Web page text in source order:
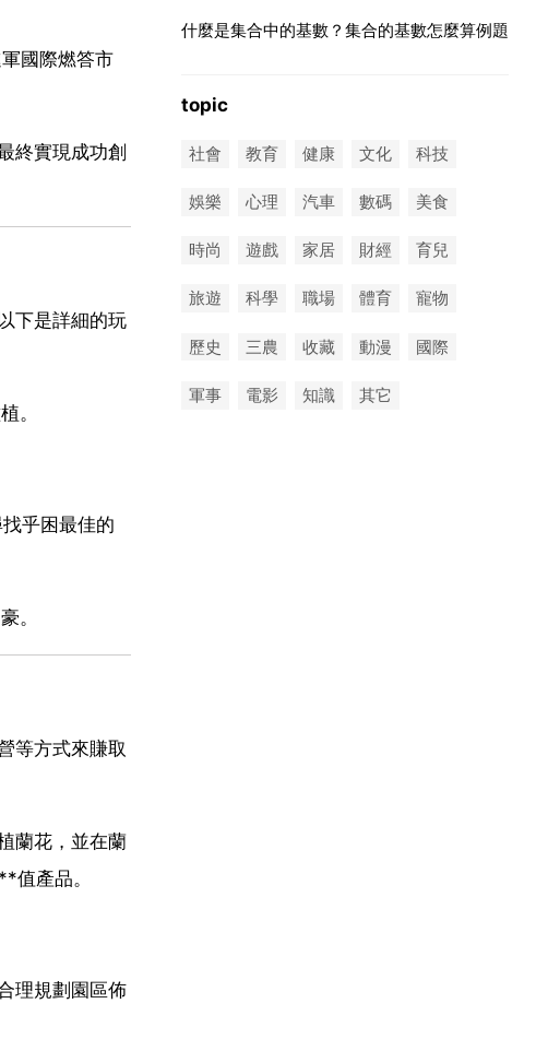
國際燃答市
終實現成功創
下是詳細的玩
。
乎困最佳的
。
等方式來賺取
蘭花，並在蘭
值產品。
理規劃園區佈
什麼是集合中的基數？集合的基數怎麼算例題
topic
社會 教育 健康 文化 科技
娛樂 心理 汽車 數碼 美食
時尚 遊戲 家居 財經 育兒
旅遊 科學 職場 體育 寵物
歷史 三農 收藏 動漫 國際
軍事 電影 知識 其它